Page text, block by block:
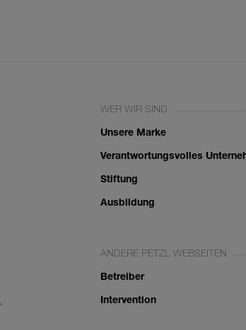
WER WIR SIND
Unsere Marke
Verantwortungsvolles
Stiftung
Ausbildung
ANDERE PETZL WEBSEITEN
Betreiber
Intervention